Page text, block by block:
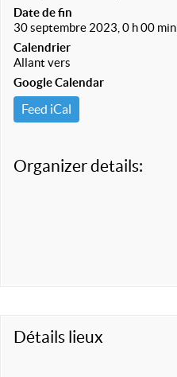
Date de fin
30 septembre 2023, 0 h 00 min
Calendrier
Allant vers
Google Calendar
Feed iCal
Organizer details:
Détails lieux